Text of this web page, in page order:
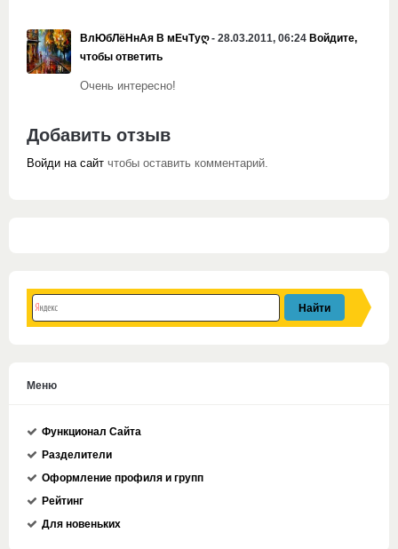
ВлЮбЛёНнАя В мЕчТуღ- 28.03.2011, 06:24 Войдите,
чтобы ответить
Очень интересно!
Добавить отзыв
Войди на сайт чтобы оставить комментарий.
Меню
Функционал Сайта
Разделители
Оформление профиля и групп
Рейтинг
Для новеньких